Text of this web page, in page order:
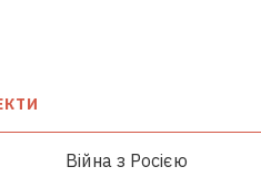
Війна з Росією